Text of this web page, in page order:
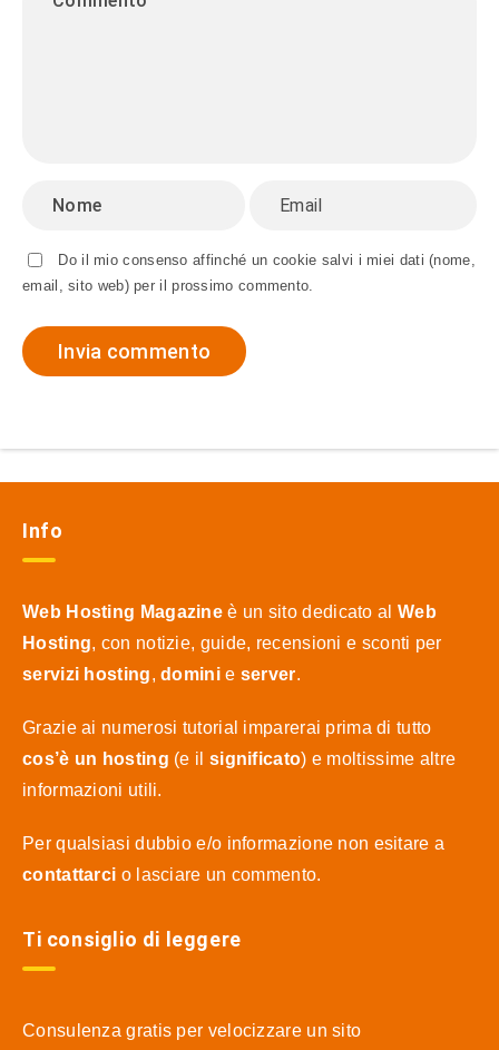
Do il mio consenso affinché un cookie salvi i miei dati (nome,
email, sito web) per il prossimo commento.
Info
Web Hosting Magazine è un sito dedicato al Web
Hosting, con notizie, guide, recensioni e sconti per
servizi hosting,dominie server.
Grazie ai numerosi tutorial imparerai prima di tutto
cos’è un hosting (e il significato) e moltissime altre
informazioni utili.
Per qualsiasi dubbio e/o informazione non esitare a
contattarci o lasciare un commento.
Ti consiglio di leggere
Consulenza gratis per velocizzare un sito